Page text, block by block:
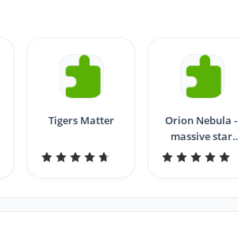
Tigers Matter
Orion Nebula -
massive star
formation